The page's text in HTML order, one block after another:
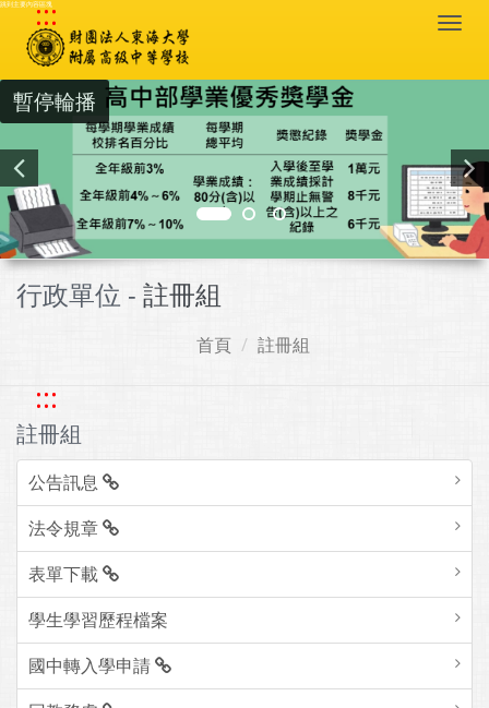
跳到主要內容區塊
:::
暫停輪播
行政單位 - 註冊組
首頁 註冊組
:::
註冊組
公告訊息
法令規章
表單下載
學生學習歷程檔案
國中轉入學申請